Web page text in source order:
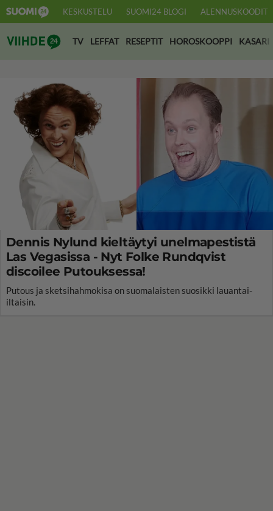
KESKUSTELU SUOMI24 BLOGI ALENNUSKOODIT
Suomi24 Viihde
TV LEFFAT RESEPTIT HOROSKOOPPI KASARI
Dennis Nylund kieltäytyi unelmapestistä
Las Vegasissa - Nyt Folke Rundqvist
discoilee Putouksessa!
Putous ja sketsihahmokisa on suomalaisten suosikki lauantai-
iltaisin.